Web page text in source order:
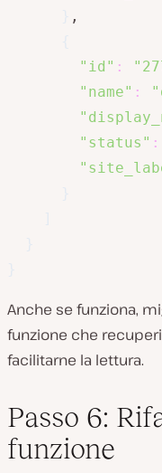
,
"id" :
"name" :
"status" :
Anche se funziona,
funzione che
facilitarne la lettura.
Passo 6:
funzione